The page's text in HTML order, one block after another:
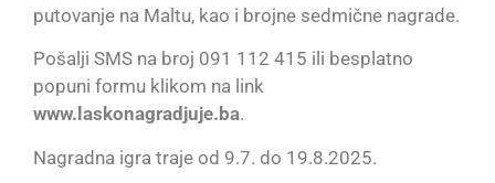
putovanje na Maltu, kao i brojne sedmične nagrade.
Pošalji SMS na broj 091 112 415 ili besplatno
popuni formu klikom na link
www.laskonagradjuje.ba.
Nagradna igra traje od 9.7. do 19.8.2025.